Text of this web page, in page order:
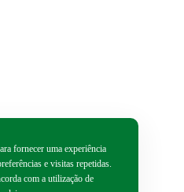
fornecer uma experiência
e visitas repetidas.
com a utilização de